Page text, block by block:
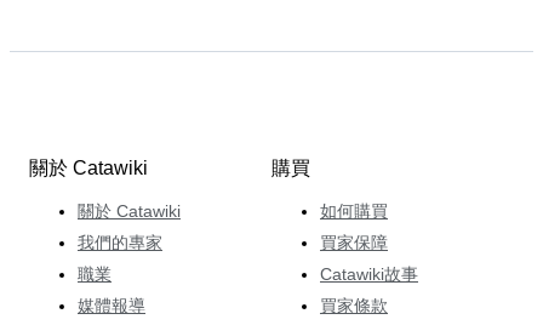
關於 Catawiki
關於 Catawiki
我們的專家
職業
媒體報導
購買
如何購買
買家保障
Catawiki故事
買家條款